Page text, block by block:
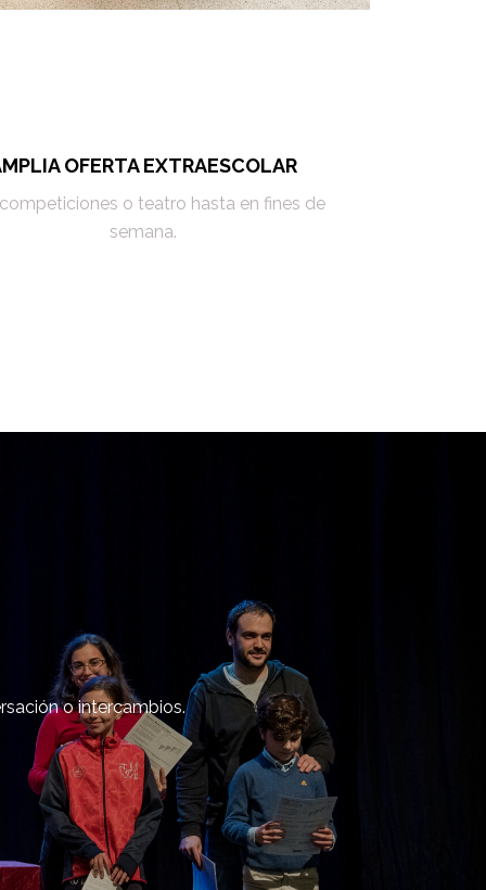
OFERTA EXTRAESCOLAR
o teatro hasta en fines de
semana.
o intercambios.